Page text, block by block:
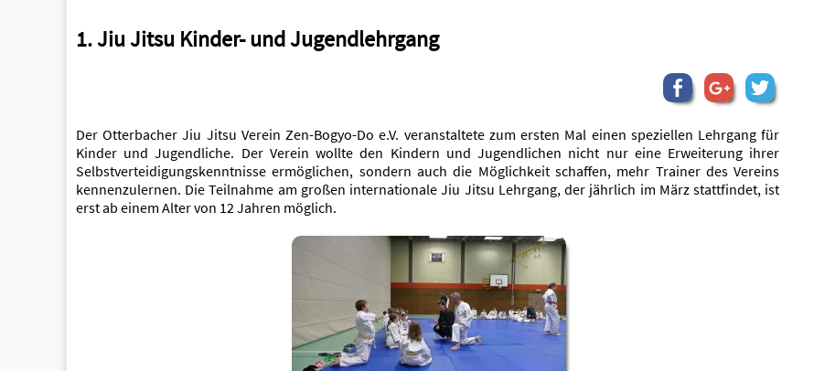
1. Jiu Jitsu Kinder- und Jugendlehrgang
Der Otterbacher Jiu Jitsu Verein Zen-Bogyo-Do e.V. veranstaltete zum ersten Mal einen speziellen Lehrgang für
Kinder und Jugendliche. Der Verein wollte den Kindern und Jugendlichen nicht nur eine Erweiterung ihrer
Selbstverteidigungskenntnisse ermöglichen, sondern auch die Möglichkeit schaffen, mehr Trainer des Vereins
kennenzulernen. Die Teilnahme am großen internationale Jiu Jitsu Lehrgang, der jährlich im März stattfindet, ist
erst ab einem Alter von 12 Jahren möglich.